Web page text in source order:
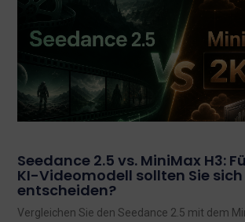
Seedance 2.5 vs. MiniMax H3:
KI-Videomodell sollten Sie sich
entscheiden?
Vergleichen Sie den Seedance 2.5 mit dem